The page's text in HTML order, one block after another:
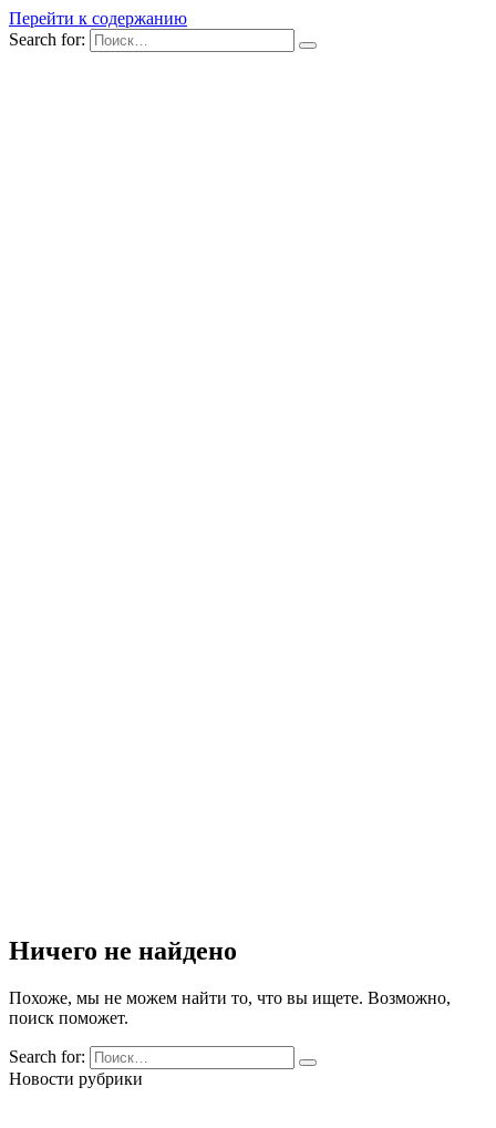
Перейти к содержанию
Search for:
Ничего не найдено
Похоже, мы не можем найти то, что вы ищете. Возможно,
поиск поможет.
Search for:
Новости рубрики